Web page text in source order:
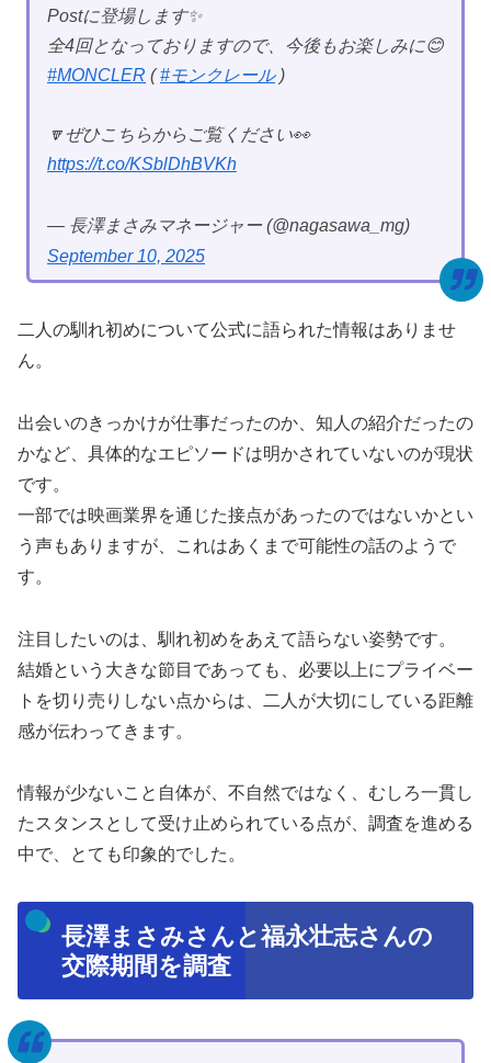
Postに登場します✨
全4回となっておりますので、今後もお楽しみに😊
#MONCLER (#モンクレール)
🔽ぜひこちらからご覧ください👀
https://t.co/KSblDhBVKh
— 長澤まさみマネージャー (@nagasawa_mg)
September 10, 2025
二人の馴れ初めについて公式に語られた情報はありませ
ん。
出会いのきっかけが仕事だったのか、知人の紹介だったの
かなど、具体的なエピソードは明かされていないのが現状
です。
一部では映画業界を通じた接点があったのではないかとい
う声もありますが、これはあくまで可能性の話のようで
す。
注目したいのは、馴れ初めをあえて語らない姿勢です。
結婚という大きな節目であっても、必要以上にプライベー
トを切り売りしない点からは、二人が大切にしている距離
感が伝わってきます。
情報が少ないこと自体が、不自然ではなく、むしろ一貫し
たスタンスとして受け止められている点が、調査を進める
中で、とても印象的でした。
長澤まさみさんと福永壮志さんの
交際期間を調査